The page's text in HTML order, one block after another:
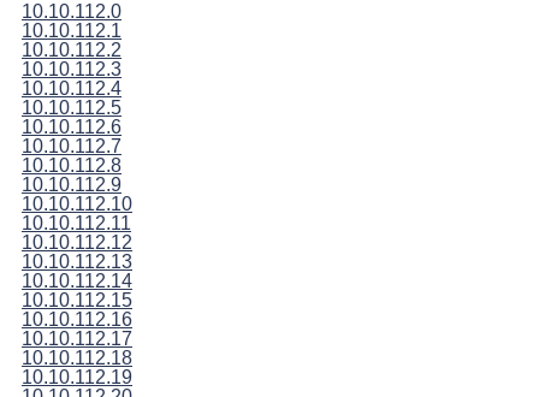
10.10.112.0
10.10.112.1
10.10.112.2
10.10.112.3
10.10.112.4
10.10.112.5
10.10.112.6
10.10.112.7
10.10.112.8
10.10.112.9
10.10.112.10
10.10.112.11
10.10.112.12
10.10.112.13
10.10.112.14
10.10.112.15
10.10.112.16
10.10.112.17
10.10.112.18
10.10.112.19